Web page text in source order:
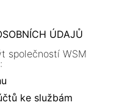
ÚDAJŮ
společností WSM
ke službám